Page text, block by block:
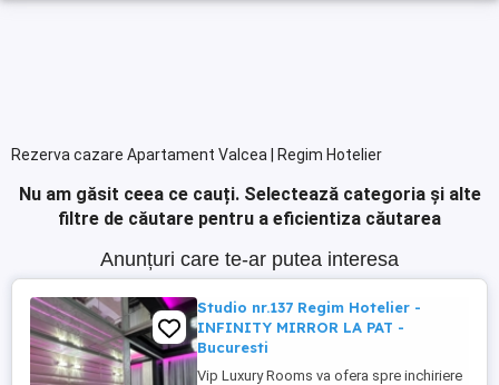
Rezerva cazare Apartament Valcea | Regim Hotelier
Nu am găsit ceea ce cauți. Selectează categoria și alte
filtre de căutare pentru a eficientiza căutarea
Anunțuri care te-ar putea interesa
Studio nr.137 Regim Hotelier -
INFINITY MIRROR LA PAT -
Bucuresti
Vip Luxury Rooms va ofera spre inchiriere